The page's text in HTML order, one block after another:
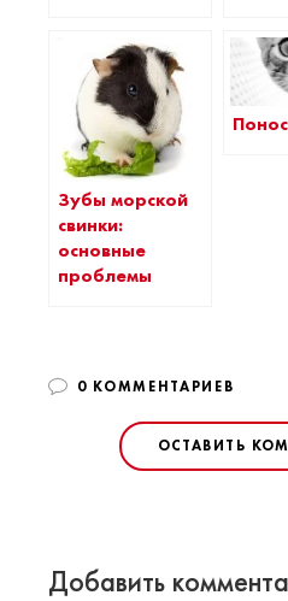
Зубы морской
свинки:
основные
проблемы
0 КОММЕНТАРИЕВ
ОСТАВИТЬ
Добавить